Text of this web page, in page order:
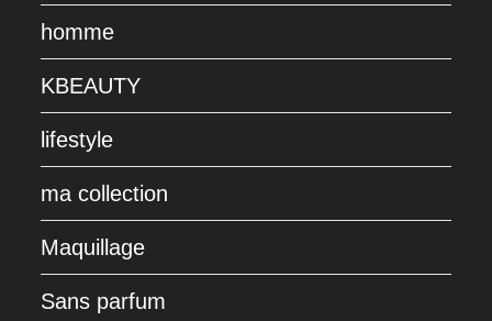
homme
KBEAUTY
lifestyle
ma collection
Maquillage
Sans parfum